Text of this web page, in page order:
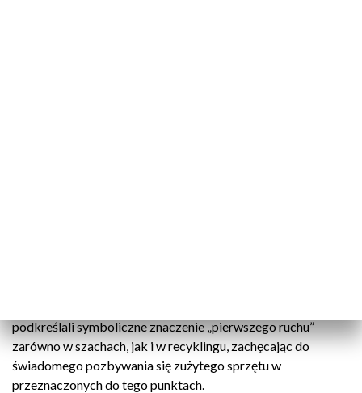
podkreślali symboliczne znaczenie „pierwszego ruchu”
zarówno w szachach, jak i w recyklingu, zachęcając do
świadomego pozbywania się zużytego sprzętu w
przeznaczonych do tego punktach.